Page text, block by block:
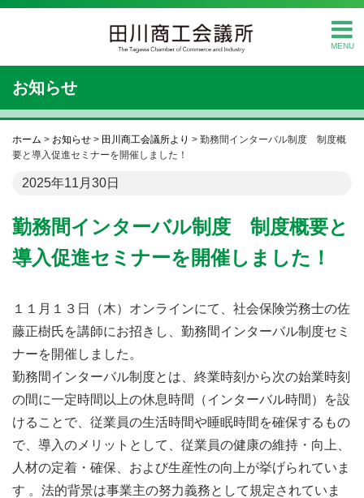
MENU
お知らせ
ホーム > お知らせ > 田川商工会議所より > 勤務間インターバル制度 制度概
要と導入促進セミナーを開催しました！
2025年11月30日
勤務間インターバル制度 制度概要と
導入促進セミナーを開催しました！
１１月１３日（木）オンラインにて、社会保険労務士の佐
藤正樹氏を講師にお招きし、勤務間インターバル制度セミ
ナーを開催しました。
勤務間インターバル制度とは、終業時刻から次の始業時刻
の間に一定時間以上の休息時間（インターバル時間）を設
けることで、従業員の生活時間や睡眠時間を確保するもの
で、導入のメリットとして、従業員の健康の維持・向上、
人材の定着・確保、および生産性の向上が挙げられていま
す 。法的背景は事業主の努力義務として規定されていま